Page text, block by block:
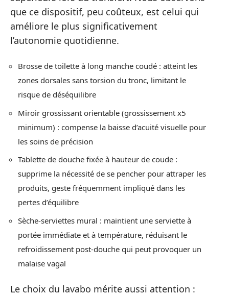
que ce dispositif, peu coûteux, est celui qui
améliore le plus significativement
l’autonomie quotidienne.
Brosse de toilette à long manche coudé : atteint les
zones dorsales sans torsion du tronc, limitant le
risque de déséquilibre
Miroir grossissant orientable (grossissement x5
minimum) : compense la baisse d’acuité visuelle pour
les soins de précision
Tablette de douche fixée à hauteur de coude :
supprime la nécessité de se pencher pour attraper les
produits, geste fréquemment impliqué dans les
pertes d’équilibre
Sèche-serviettes mural : maintient une serviette à
portée immédiate et à température, réduisant le
refroidissement post-douche qui peut provoquer un
malaise vagal
Le choix du lavabo mérite aussi attention :